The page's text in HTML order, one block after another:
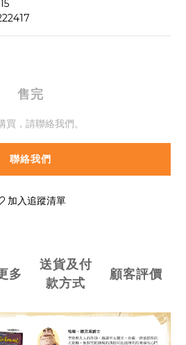
15
售完
買，請聯絡我們。
聯絡我們
加入追蹤清單
多
送貨及付
款方式
顧客評價